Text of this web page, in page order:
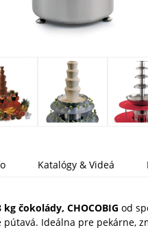
Katalógy & Videá
čokolády, CHOCOBIG od
Ideálna pre pekárne,